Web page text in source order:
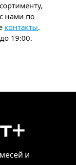
нами по
контакты.
19:00.
и